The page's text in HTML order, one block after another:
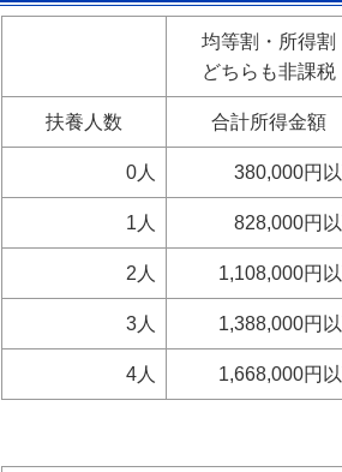
均等割・所得割
どちらも非課税
扶養人数 合計所得金額
0人 380,000円
1人 828,000円
2人 1,108,000円
3人 1,388,000円
4人 1,668,000円